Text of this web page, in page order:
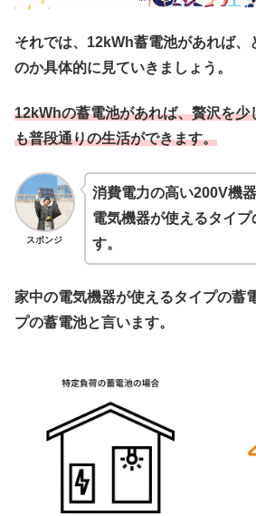
それでは、12kWh蓄電池があれば、
のか具体的に見ていきましょう。
12kWhの蓄電池があれば、贅沢を少
も普段通りの生活ができます。
スポンジ
消費電力の高い200V機
電気機器が使えるタイ
す。
家中の電気機器が使えるタイプの蓄
プの蓄電池と言います。